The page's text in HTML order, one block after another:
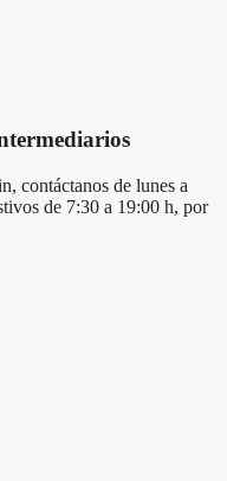
contáctanos de lunes a
de 7:30 a 19:00 h, por